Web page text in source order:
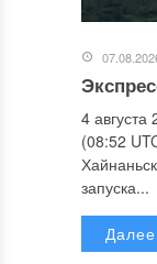
4 августа
(08:52
запуска...
Далее